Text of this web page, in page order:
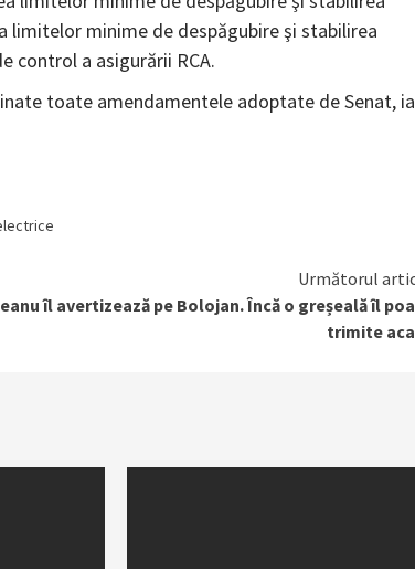
limitelor minime de despăgubire şi stabilirea
control a asigurării RCA.
toate amendamentele adoptate de Senat,
Următorul
îl avertizează pe Bolojan. Încă o greșeală îl
trimite